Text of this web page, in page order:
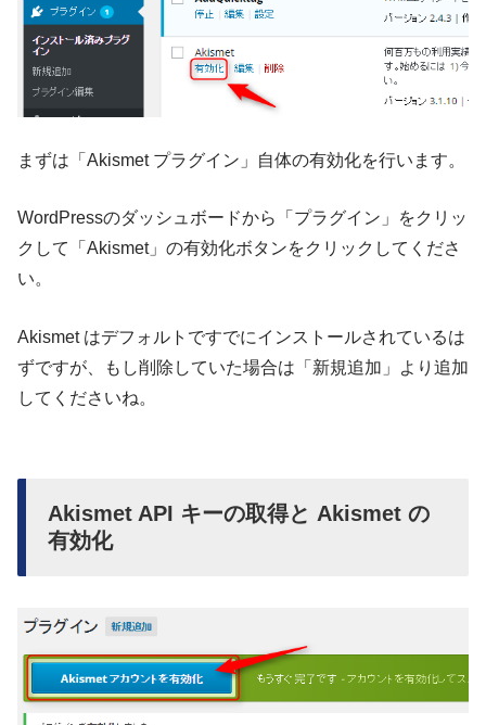
まずは「Akismet プラグイン」自体の有効化を行います。
WordPressのダッシュボードから「プラグイン」をクリッ
クして「Akismet」の有効化ボタンをクリックしてくださ
い。
Akismet はデフォルトですでにインストールされているは
ずですが、もし削除していた場合は「新規追加」より追加
してくださいね。
Akismet API キーの取得と Akismet の
有効化